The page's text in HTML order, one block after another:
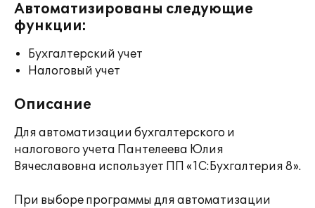
Автоматизированы следующие
функции:
Бухгалтерский учет
Налоговый учет
Описание
Для автоматизации бухгалтерского и
налогового учета Пантелеева Юлия
Вячеславовна использует ПП «1С:Бухгалтерия 8».
При выборе программы для автоматизации